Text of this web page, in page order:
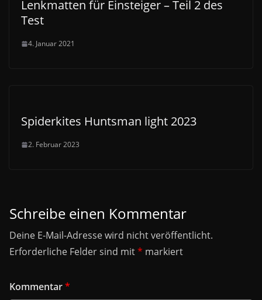
Lenkmatten für Einsteiger – Teil 2 des
Test
4. Januar 2021
Spiderkites Huntsman light 2023
2. Februar 2023
Schreibe einen Kommentar
Deine E-Mail-Adresse wird nicht veröffentlicht.
Erforderliche Felder sind mit* markiert
Kommentar*